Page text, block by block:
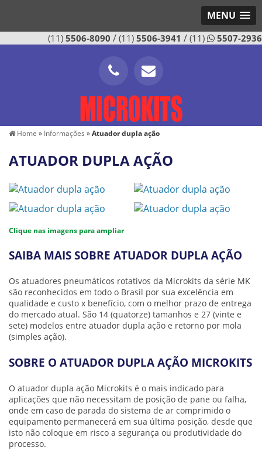
MENU
(11) 5506-8090 / (11) 5506-3941 / (11) 5507-2936
Home » Informações »Atuador dupla ação
ATUADOR DUPLA AÇÃO
Clique nas imagens para ampliar
SAIBA MAIS SOBRE ATUADOR DUPLA AÇÃO
Os atuadores pneumáticos rotativos da Microkits da série MK
são reconhecidos em todo o Brasil por sua excelência em
qualidade e custo x benefício, com o melhor prazo de entrega
do mercado atual. São 14 (quatorze) tamanhos e 27 (vinte e
sete) modelos entre atuador dupla ação e retorno por mola
(simples ação).
SOBRE O ATUADOR DUPLA AÇÃO MICROKITS
O atuador dupla ação Microkits é o mais indicado para
aplicações que não necessitam de posição de pane ou falha,
onde em caso de parada do sistema de ar comprimido o
equipamento permanecerá em sua última posição, desde que
isto não coloque em risco a segurança ou produtividade do
processo.